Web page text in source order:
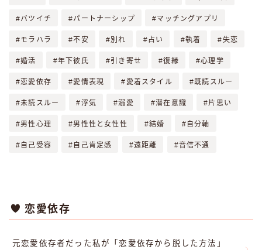
バツイチ パートナーシップ マッチングアプリ
モラハラ 不安 別れ 占い 執着 失恋
婚活 年下彼氏 引き寄せ 復縁 心理学
恋愛依存 愛情表現 愛着スタイル 既読スルー
未読スルー 浮気 溺愛 潜在意識 片思い
男性心理 男性性と女性性 結婚 自分軸
自己受容 自己肯定感 遠距離 音信不通
恋愛依存
元恋愛依存者だった私が「恋愛依存から脱した方法」